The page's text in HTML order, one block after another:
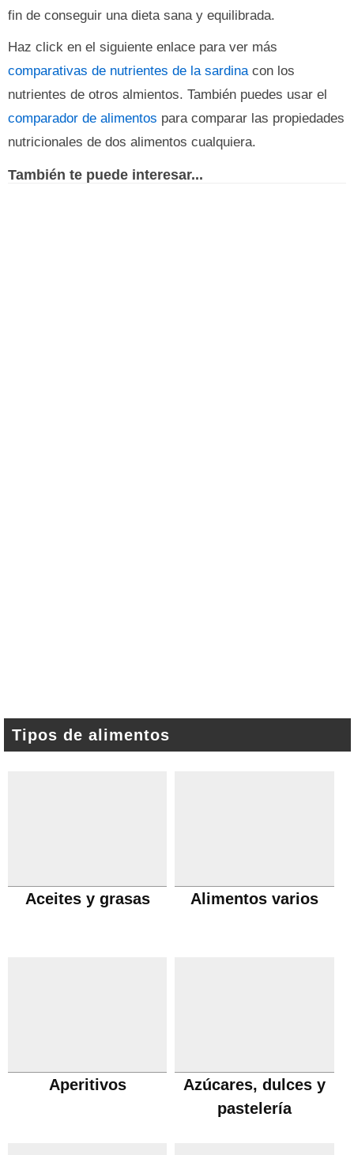
fin de conseguir una dieta sana y equilibrada.
Haz click en el siguiente enlace para ver más
comparativas de nutrientes de la sardinacon los
nutrientes de otros almientos. También puedes usar el
comparador de alimentos para comparar las propiedades
nutricionales de dos alimentos cualquiera.
También te puede interesar...
Tipos de alimentos
Aceites y grasas Alimentos varios
Aperitivos
Azúcares, dulces y
pastelería